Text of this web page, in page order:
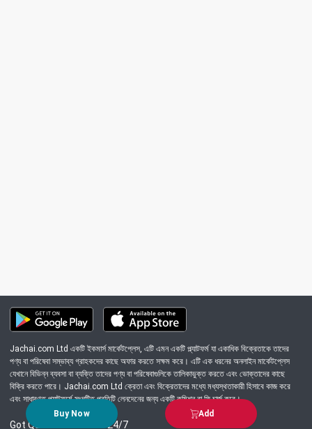
Buy Now Add
Jachai.com Ltd একটি ইকমার্স মার্কেটপ্লেস, এটি এমন একটি প্ল্যাটফর্ম যা একাধিক বিক্রেতাকে তাদের
পণ্য বা পরিষেবা সম্ভাব্য গ্রাহকদের কাছে অফার করতে সক্ষম করে। এটি এক ধরনের অনলাইন মার্কেটপ্লেস
যেখানে বিভিন্ন ব্যবসা বা ব্যক্তি তাদের পণ্য বা পরিষেবাগুলিকে তালিকাভুক্ত করতে এবং ভোক্তাদের কাছে
বিক্রি করতে পারে। Jachai.com Ltd ক্রেতা এবং বিক্রেতাদের মধ্যে মধ্যস্থতাকারী হিসাবে কাজ করে
এবং সাধারণত প্ল্যাটফর্মে সংঘটিত প্রতিটি লেনদেনের জন্য একটি কমিশন বা ফি চার্জ করে।
Got Question? Call us 24/7